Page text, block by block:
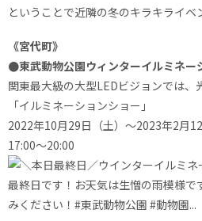
ということで近隣の冬のキラキライベ
《宮代町》
●東武動物公園ウィンターイルミネー
関東最大級の大型LEDビジョンでは、
「イルミネーションショー」
2022年10月29日（土）～2023年2月12
17:00～20:00